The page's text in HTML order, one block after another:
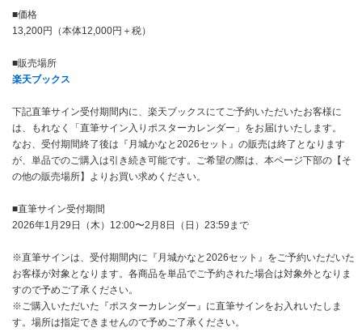
■価格
13,200円（本体12,000円＋税）
■販売場所
楽天ブックス
下記直筆サイン受付期間内に、楽天ブックスにてご予約いただいたお客様に
は、もれなく「直筆サイン入りポスターカレンダー」をお届けいたします。
なお、受付期間終了後は『月城かなと2026セット』の販売は終了となります
が、単品でのご購入は引き続き可能です。ご希望の際は、本ページ下部の【そ
の他の販売場所】よりお買い求めください。
■直筆サイン受付期間
2026年1月29日（木）12:00〜2月8日（日）23:59まで
※直筆サインは、受付期間内に『月城かなと2026セット』をご予約いただいた
お客様が対象となります。各商品を単品でご予約された場合は対象外となりま
すので予めご了承ください。
※ご購入いただいた『ポスターカレンダー』に直筆サインをお入れいたしま
す。場所は指定できませんので予めご了承ください。